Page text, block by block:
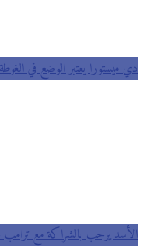
دي ميستورا يعتبر الوضع في
الأسد يرحب بالشراكة مع ترامب